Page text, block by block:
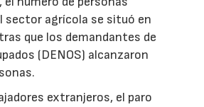
sector agrícola se situó en
que los demandantes de
(DENOS) alcanzaron
extranjeros, el paro